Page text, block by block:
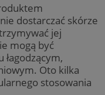
dostarczać skórze
jej
mogą być
łagodzącym,
Oto kilka
stosowania